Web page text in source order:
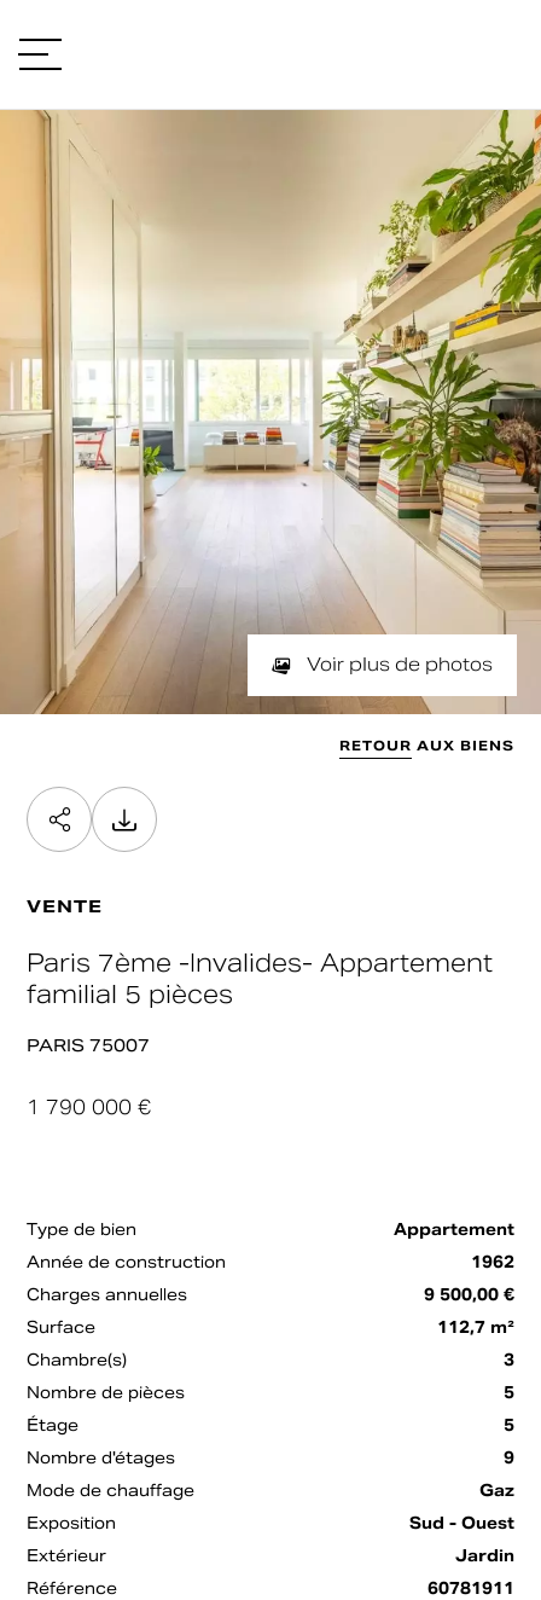
LOCALISATION
BUDGET
min / max
VOTRE BUDGET
Max
Valider
PIÈCES
NOMBRE DE PIÈCES
Min Max
SURFACE
min / max
SURFACE SOUHAITÉE
Max
Voir plus de photos
RETOUR AUX BIENS
VENTE
Paris 7ème -Invalides- Appartement
familial 5 pièces
PARIS 75007
1 790 000 €
Type de bien
Appartement
Année de construction
1962
Charges annuelles
9 500,00 €
Surface
112,7 m²
Chambre(s)
3
Nombre de pièces
5
Étage
5
Nombre d'étages
9
Mode de chauffage
Gaz
Exposition
Sud - Ouest
Extérieur
Jardin
Référence
60781911